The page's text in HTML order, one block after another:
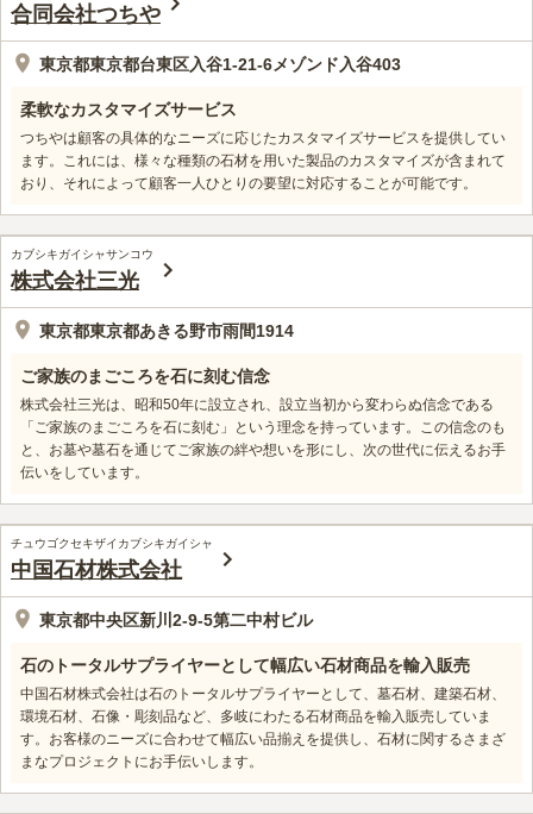
合同会社つちや
東京都東京都台東区入谷1-21-6メゾンド入谷403
柔軟なカスタマイズサービス
つちやは顧客の具体的なニーズに応じたカスタマイズサービスを提供してい
ます。これには、様々な種類の石材を用いた製品のカスタマイズが含まれて
おり、それによって顧客一人ひとりの要望に対応することが可能です。
カブシキガイシャサンコウ
株式会社三光
東京都東京都あきる野市雨間1914
ご家族のまごころを石に刻む信念
株式会社三光は、昭和50年に設立され、設立当初から変わらぬ信念である
「ご家族のまごころを石に刻む」という理念を持っています。この信念のも
と、お墓や墓石を通じてご家族の絆や想いを形にし、次の世代に伝えるお手
伝いをしています。
チュウゴクセキザイカブシキガイシャ
中国石材株式会社
東京都中央区新川2-9-5第二中村ビル
石のトータルサプライヤーとして幅広い石材商品を輸入販売
中国石材株式会社は石のトータルサプライヤーとして、墓石材、建築石材、
環境石材、石像・彫刻品など、多岐にわたる石材商品を輸入販売していま
す。お客様のニーズに合わせて幅広い品揃えを提供し、石材に関するさまざ
まなプロジェクトにお手伝いします。